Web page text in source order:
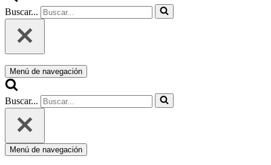
Buscar...
Menú de navegación
Buscar...
Menú de navegación